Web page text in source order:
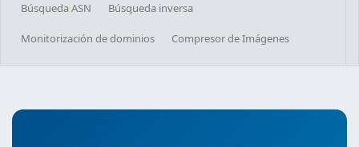
Búsqueda ASN Búsqueda inversa
Monitorización de dominios Compresor de Imágenes